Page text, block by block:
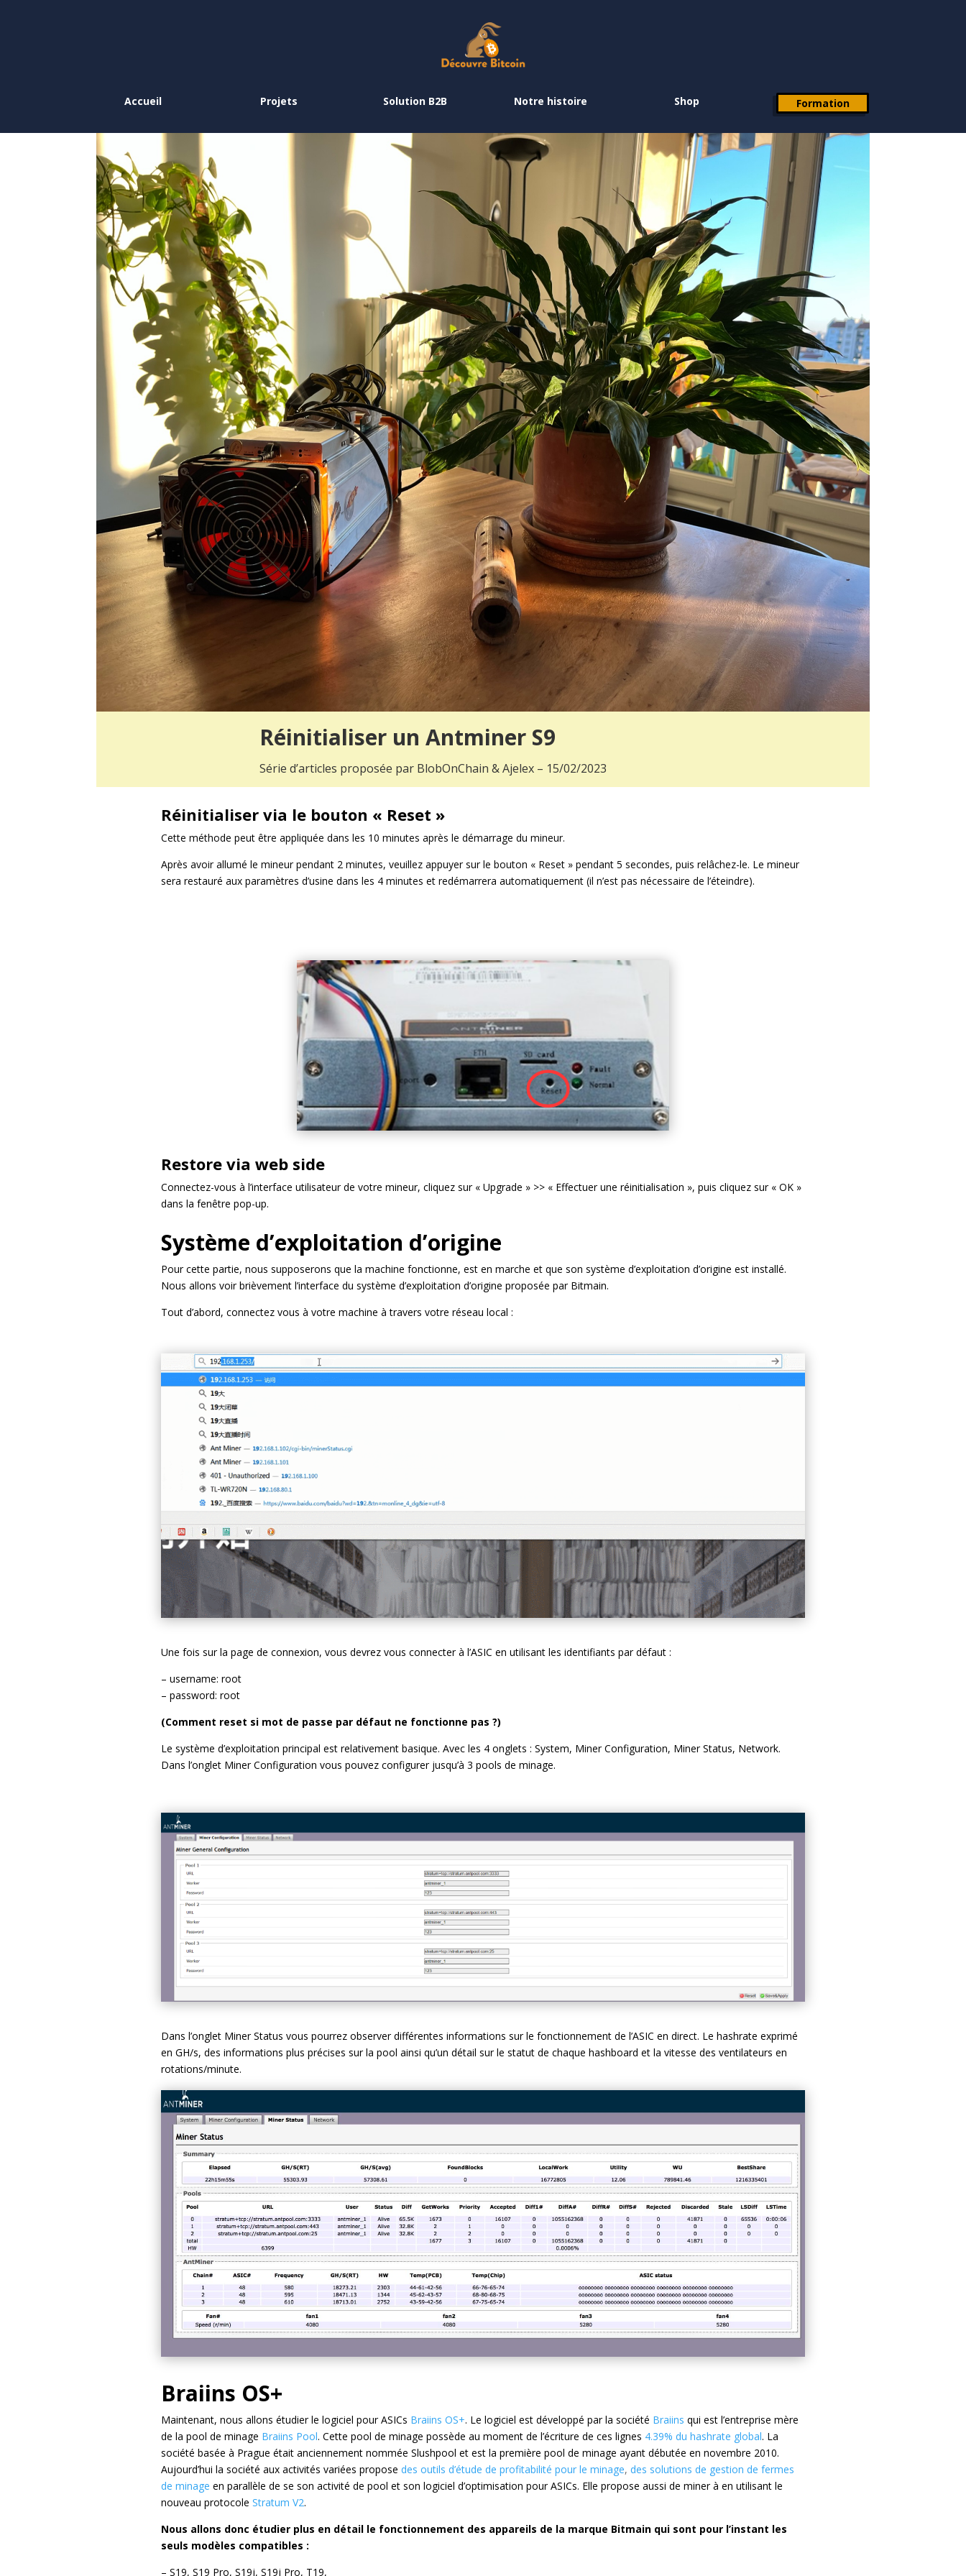
Accueil Projets Solution B2B Notre histoire Shop Formation
Réinitialiser un Antminer S9
Série d’articles proposée par BlobOnChain & Ajelex – 15/02/2023
Réinitialiser via le bouton « Reset »
Cette méthode peut être appliquée dans les 10 minutes après le démarrage du mineur.
Après avoir allumé le mineur pendant 2 minutes, veuillez appuyer sur le bouton « Reset » pendant 5 secondes, puis relâchez-le. Le mineur
sera restauré aux paramètres d’usine dans les 4 minutes et redémarrera automatiquement (il n’est pas nécessaire de l’éteindre).
Restore via web side
Connectez-vous à l’interface utilisateur de votre mineur, cliquez sur « Upgrade » >> « Effectuer une réinitialisation », puis cliquez sur « OK »
dans la fenêtre pop-up.
Système d’exploitation d’origine
Pour cette partie, nous supposerons que la machine fonctionne, est en marche et que son système d’exploitation d’origine est installé.
Nous allons voir brièvement l’interface du système d’exploitation d’origine proposée par Bitmain.
Tout d’abord, connectez vous à votre machine à travers votre réseau local :
Une fois sur la page de connexion, vous devrez vous connecter à l’ASIC en utilisant les identifiants par défaut :
– username: root
– password: root
(Comment reset si mot de passe par défaut ne fonctionne pas ?)
Le système d’exploitation principal est relativement basique. Avec les 4 onglets : System, Miner Configuration, Miner Status, Network.
Dans l’onglet Miner Configuration vous pouvez configurer jusqu’à 3 pools de minage.
Dans l’onglet Miner Status vous pourrez observer différentes informations sur le fonctionnement de l’ASIC en direct. Le hashrate exprimé
en GH/s, des informations plus précises sur la pool ainsi qu’un détail sur le statut de chaque hashboard et la vitesse des ventilateurs en
rotations/minute.
Braiins OS+
Maintenant, nous allons étudier le logiciel pour ASICs Braiins OS+. Le logiciel est développé par la société Braiins qui est l’entreprise mère
de la pool de minage Braiins Pool. Cette pool de minage possède au moment de l’écriture de ces lignes 4.39% du hashrate global. La
société basée à Prague était anciennement nommée Slushpool et est la première pool de minage ayant débutée en novembre 2010.
Aujourd’hui la société aux activités variées propose des outils d’étude de profitabilité pour le minage,des solutions de gestion de fermes
de minage en parallèle de se son activité de pool et son logiciel d’optimisation pour ASICs. Elle propose aussi de miner à en utilisant le
nouveau protocole Stratum V2.
Nous allons donc étudier plus en détail le fonctionnement des appareils de la marque Bitmain qui sont pour l’instant les
seuls modèles compatibles :
– S19, S19 Pro, S19j, S19j Pro, T19,